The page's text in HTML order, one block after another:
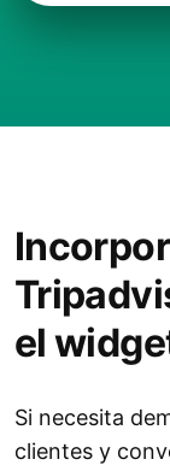
el
Si necesita
clientes y